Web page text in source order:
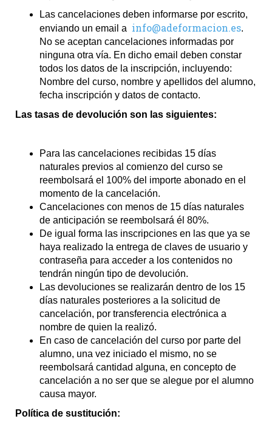
Las cancelaciones deben informarse por escrito,
enviando un email a info@adeformacion.es.
No se aceptan cancelaciones informadas por
ninguna otra vía. En dicho email deben constar
todos los datos de la inscripción, incluyendo:
Nombre del curso, nombre y apellidos del alumno,
fecha inscripción y datos de contacto.
Las tasas de devolución son las siguientes:
Para las cancelaciones recibidas 15 días
naturales previos al comienzo del curso se
reembolsará el 100% del importe abonado en el
momento de la cancelación.
Cancelaciones con menos de 15 días naturales
de anticipación se reembolsará él 80%.
De igual forma las inscripciones en las que ya se
haya realizado la entrega de claves de usuario y
contraseña para acceder a los contenidos no
tendrán ningún tipo de devolución.
Las devoluciones se realizarán dentro de los 15
días naturales posteriores a la solicitud de
cancelación, por transferencia electrónica a
nombre de quien la realizó.
En caso de cancelación del curso por parte del
alumno, una vez iniciado el mismo, no se
reembolsará cantidad alguna, en concepto de
cancelación a no ser que se alegue por el alumno
causa mayor.
Política de sustitución: